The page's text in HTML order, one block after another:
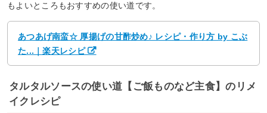
もよいところもおすすめの使い道です。
あつあげ南蛮☆ 厚揚げの甘酢炒め♪ レシピ・作り方 by こぶ
た...｜楽天レシピ
タルタルソースの使い道【ご飯ものなど主食】のリメ
イクレシピ